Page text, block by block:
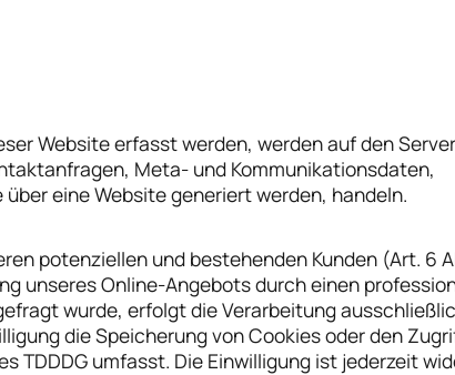
Website erfasst werden, werden auf den
Meta- und Kommunikationsdaten,
eine Website generiert werden, handeln.
potenziellen und bestehenden Kunden (Art. 6
unseres Online-Angebots durch einen
wurde, erfolgt die Verarbeitung
die Speicherung von Cookies oder den
TDDDG umfasst. Die Einwilligung ist jederzeit